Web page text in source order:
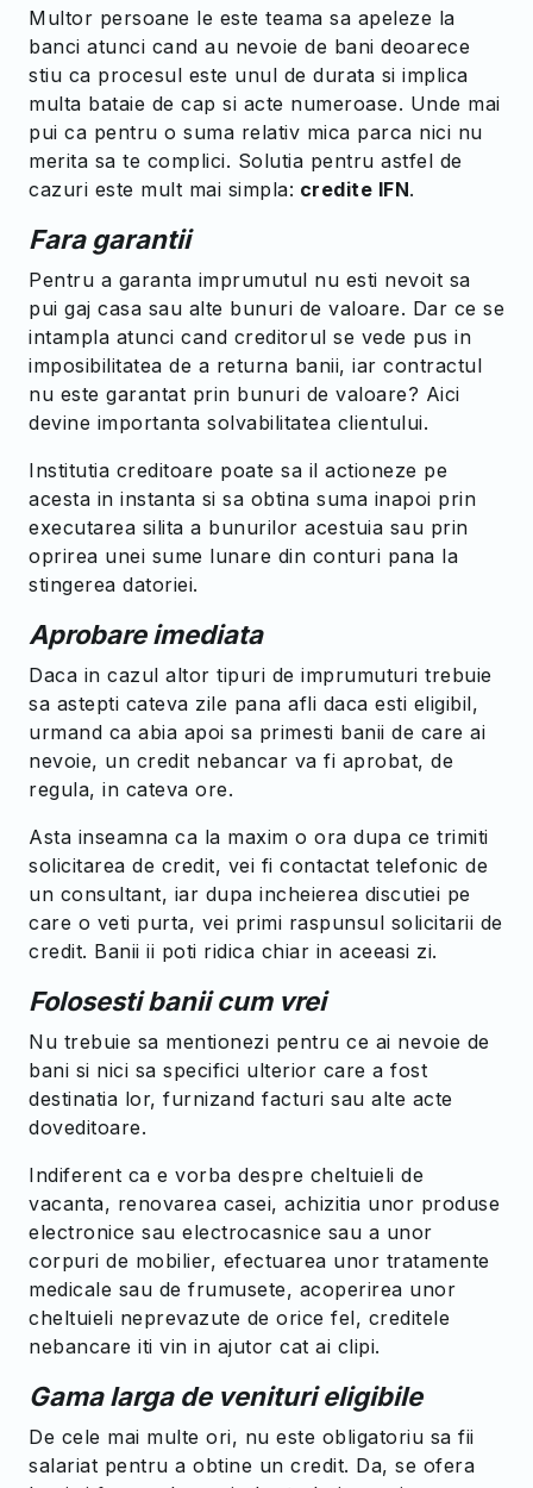
Multor persoane le este teama sa apeleze la
banci atunci cand au nevoie de bani deoarece
stiu ca procesul este unul de durata si implica
multa bataie de cap si acte numeroase. Unde mai
pui ca pentru o suma relativ mica parca nici nu
merita sa te complici. Solutia pentru astfel de
cazuri este mult mai simpla: credite IFN.
Fara garantii
Pentru a garanta imprumutul nu esti nevoit sa
pui gaj casa sau alte bunuri de valoare. Dar ce se
intampla atunci cand creditorul se vede pus in
imposibilitatea de a returna banii, iar contractul
nu este garantat prin bunuri de valoare? Aici
devine importanta solvabilitatea clientului.
Institutia creditoare poate sa il actioneze pe
acesta in instanta si sa obtina suma inapoi prin
executarea silita a bunurilor acestuia sau prin
oprirea unei sume lunare din conturi pana la
stingerea datoriei.
Aprobare imediata
Daca in cazul altor tipuri de imprumuturi trebuie
sa astepti cateva zile pana afli daca esti eligibil,
urmand ca abia apoi sa primesti banii de care ai
nevoie, un credit nebancar va fi aprobat, de
regula, in cateva ore.
Asta inseamna ca la maxim o ora dupa ce trimiti
solicitarea de credit, vei fi contactat telefonic de
un consultant, iar dupa incheierea discutiei pe
care o veti purta, vei primi raspunsul solicitarii de
credit. Banii ii poti ridica chiar in aceeasi zi.
Folosesti banii cum vrei
Nu trebuie sa mentionezi pentru ce ai nevoie de
bani si nici sa specifici ulterior care a fost
destinatia lor, furnizand facturi sau alte acte
doveditoare.
Indiferent ca e vorba despre cheltuieli de
vacanta, renovarea casei, achizitia unor produse
electronice sau electrocasnice sau a unor
corpuri de mobilier, efectuarea unor tratamente
medicale sau de frumusete, acoperirea unor
cheltuieli neprevazute de orice fel, creditele
nebancare iti vin in ajutor cat ai clipi.
Gama larga de venituri eligibile
De cele mai multe ori, nu este obligatoriu sa fii
salariat pentru a obtine un credit. Da, se ofera